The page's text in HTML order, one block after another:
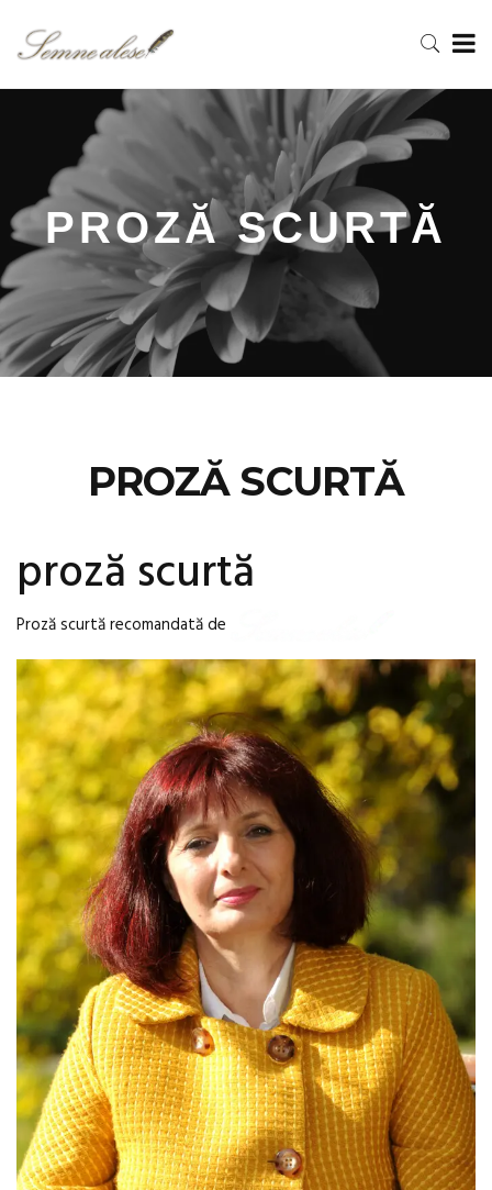
PROZĂ SCURTĂ
PROZĂ SCURTĂ
proză scurtă
Proză scurtă recomandată de